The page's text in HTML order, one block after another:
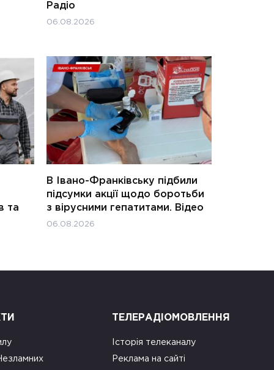
Радіо
06.08.2026
та
В Івано-Франківську підбили
підсумки акції щодо боротьби
з вірусними гепатитами. Відео
06.08.2026
Незламних
ТЕЛЕРАДІОМОВЛЕННЯ
Історія телеканалу
Реклама на сайті